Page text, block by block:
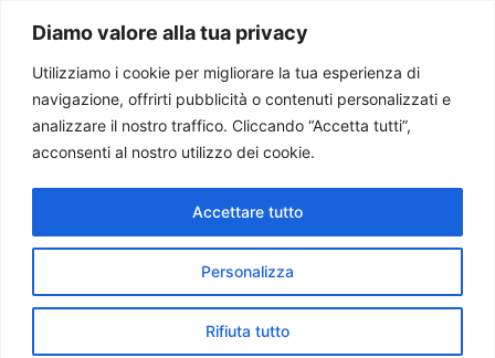
Diamo valore alla tua privacy
Utilizziamo i cookie per migliorare la tua esperienza di
navigazione, offrirti pubblicità o contenuti personalizzati e
analizzare il nostro traffico. Cliccando “Accetta tutti”,
acconsenti al nostro utilizzo dei cookie.
Personalizza
Rifiuta tutto
Accettare tutto
Paolo Ondarza
Tag:vetrate
Omaggio a Piotr Merkury